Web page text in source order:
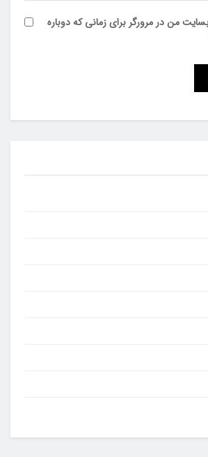
من در مرورگر برای زمانی که دوباره